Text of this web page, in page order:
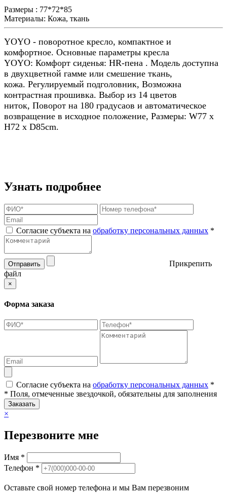
Размеры : 77*72*85
Материалы: Кожа, ткань
YOYO - поворотное кресло, компактное и
комфортное. Основные параметры кресла
YOYO: Комфорт сиденья: HR-пена . Модель доступна
в двухцветной гамме или смешение ткань,
кожа. Регулируемый подголовник, Возможна
контрастная прошивка. Выбор из 14 цветов
ниток, Поворот на 180 градусаов и автоматическое
возвращение в исходное положение, Размеры: W77 х
H72 х D85cm.
Узнать подробнее
Согласие субъекта на обработку персональных данных *
Отправить
Прикрепить
файл
×
Форма заказа
Согласие субъекта на обработку персональных данных *
* Поля, отмеченные звездочкой, обязательны для заполнения
Заказать
×
Перезвоните мне
Имя *
Телефон *
Оставьте свой номер телефона и мы Вам перезвоним